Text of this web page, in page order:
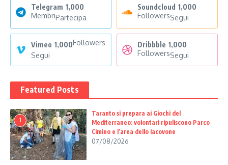
Telegram 1,000
MembriPartecipa
Soundcloud 1,000
FollowersSegui
Vimeo 1,000Followers
Segui
Dribbble 1,000
FollowersSegui
Featured Posts
1
Taranto si prepara ai Giochi del
Mediterraneo: volontari ripuliscono Parco
Cimino e l’area dello Iacovone
07/08/2026